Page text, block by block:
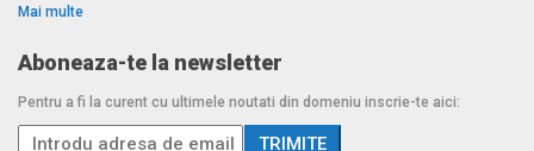
Mai multe
Aboneaza-te la newsletter
Pentru a fi la curent cu ultimele noutati din domeniu inscrie-te aici: